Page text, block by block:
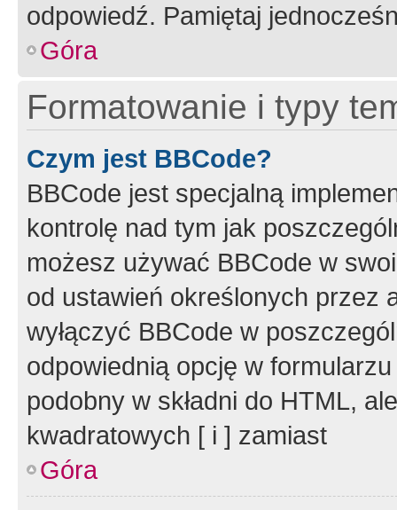
odpowiedź. Pamiętaj
Góra
Formatowanie i typy
Czym jest BBCode?
BBCode jest specjalną
kontrolę nad tym jak
możesz używać BBCode w
od ustawień określonych przez
wyłączyć BBCode w
odpowiednią opcję w
podobny w składni do HTML,
kwadratowych [ i ] zamiast
Góra